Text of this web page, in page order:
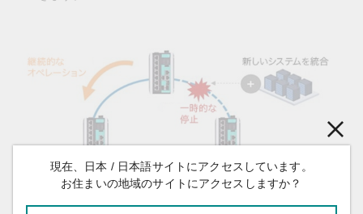
現在、日本 / 日本語サイトにアクセスしています。
お住まいの地域のサイトにアクセスしますか？